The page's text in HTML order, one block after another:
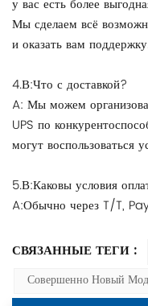
у вас есть более
Мы сделаем всё
и оказать вам
4.В:Что с доставкой?
A: Мы можем
UPS по
могут воспользоваться
5.В:Каковы условия
A:Обычно через T/T,
СВЯЗАННЫЕ ТЕГИ :
Совершенно Новый